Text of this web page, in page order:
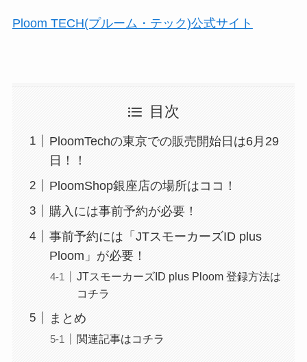
Ploom TECH(プルーム・テック)公式サイト
目次
PloomTechの東京での販売開始日は6月29
日！！
PloomShop銀座店の場所はココ！
購入には事前予約が必要！
事前予約には「JTスモーカーズID plus
Ploom」が必要！
JTスモーカーズID plus Ploom 登録方法は
コチラ
まとめ
関連記事はコチラ